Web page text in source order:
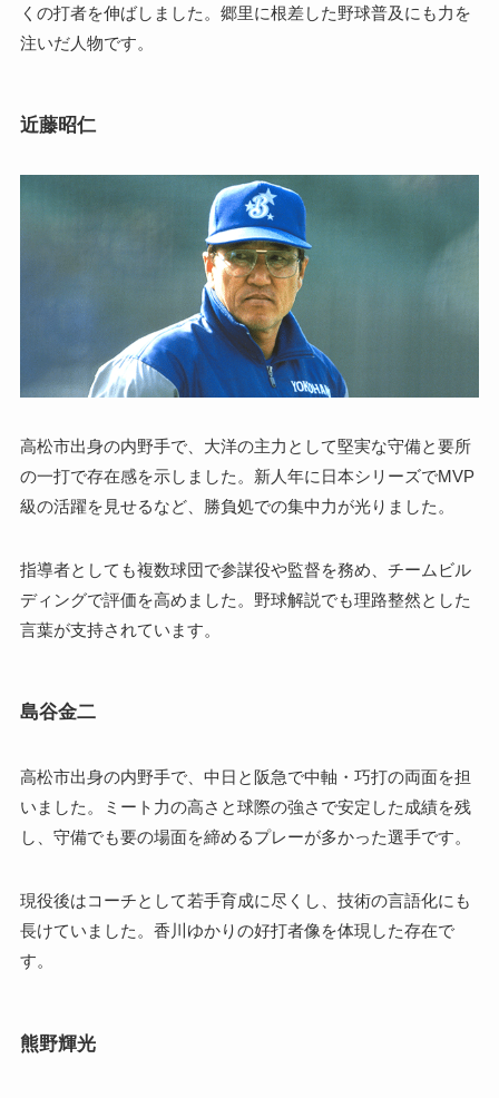
くの打者を伸ばしました。郷里に根差した野球普及にも力を
注いだ人物です。
近藤昭仁
高松市出身の内野手で、大洋の主力として堅実な守備と要所
の一打で存在感を示しました。新人年に日本シリーズでMVP
級の活躍を見せるなど、勝負処での集中力が光りました。
指導者としても複数球団で参謀役や監督を務め、チームビル
ディングで評価を高めました。野球解説でも理路整然とした
言葉が支持されています。
島谷金二
高松市出身の内野手で、中日と阪急で中軸・巧打の両面を担
いました。ミート力の高さと球際の強さで安定した成績を残
し、守備でも要の場面を締めるプレーが多かった選手です。
現役後はコーチとして若手育成に尽くし、技術の言語化にも
長けていました。香川ゆかりの好打者像を体現した存在で
す。
熊野輝光